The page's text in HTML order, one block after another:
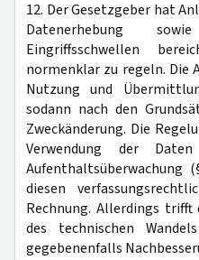
12. Der Gesetzgeber hat
Datenerhebung
Eingriffsschwellen
normenklar zu regeln. Die
Nutzung und
sodann nach den
Zweckänderung. Die
Verwendung der
Aufenthaltsüberwachung
diesen
Rechnung. Allerdings trifft
des technischen
gegebenenfalls